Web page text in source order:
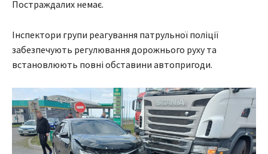
Постраждалих немає.
Інспектори групи реагування патрульної поліції
забезпечують регулювання дорожнього руху та
встановлюють повні обставини автопригоди.